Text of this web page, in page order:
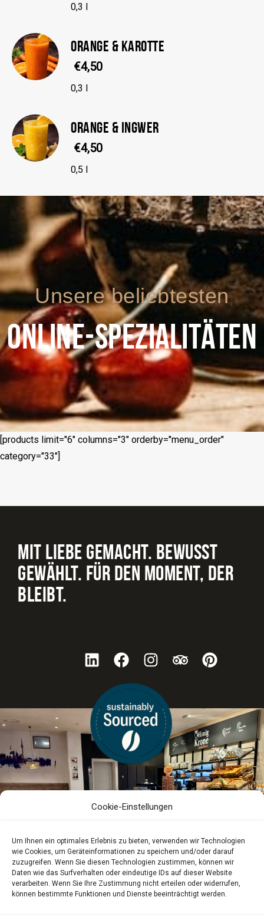
Cookie-Einstellungen
Um Ihnen ein optimales Erlebnis zu bieten, verwenden wir Technologien
wie Cookies, um Geräteinformationen zu speichern und/oder darauf
zuzugreifen. Wenn Sie diesen Technologien zustimmen, können wir
Daten wie das Surfverhalten oder eindeutige IDs auf dieser Website
verarbeiten. Wenn Sie Ihre Zustimmung nicht erteilen oder widerrufen,
können bestimmte Funktionen und Dienste beeinträchtigt werden.
0,3 l
ORANGE & KAROTTE
€4,50
0,3 l
ORANGE & INGWER
€4,50
0,5 l
Unsere beliebtesten
ONLINE-SPEZIALITÄTEN
[products limit="6" columns="3" orderby="menu_order"
category="33"]
MIT LIEBE GEMACHT. BEWUSST
GEWÄHLT. FÜR DEN MOMENT, DER
BLEIBT.